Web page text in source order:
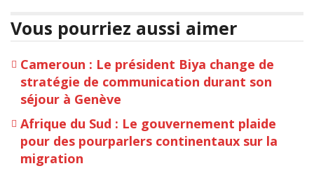
Vous pourriez aussi aimer
Cameroun : Le président Biya change de
stratégie de communication durant son
séjour à Genève
Afrique du Sud : Le gouvernement plaide
pour des pourparlers continentaux sur la
migration